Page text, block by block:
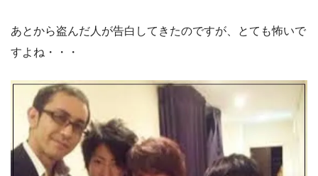
あとから盗んだ人が告白してきたのですが、とても怖いで
すよね・・・